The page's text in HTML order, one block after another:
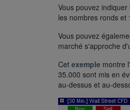
Vous pouvez
les nombres ronds et
Vous pouvez
marché s'approche
Cet exemple montre
35.000 sont mis en
au-dessus et au-